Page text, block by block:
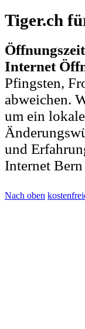
Tiger.ch
Internet
Pfingsten,
abweichen.
um ein
und
Internet
Nach oben